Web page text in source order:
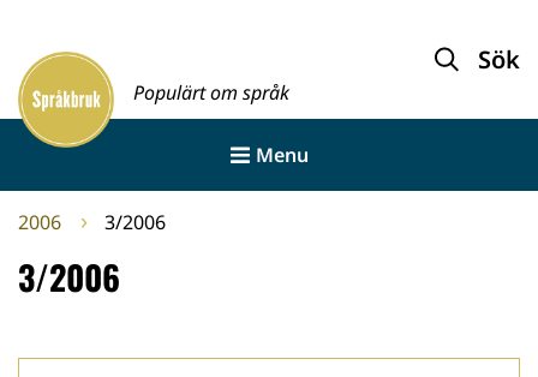
innehållet
Framsida
Populärt om språk
Sök
Menu
2006 3/2006
3/2006